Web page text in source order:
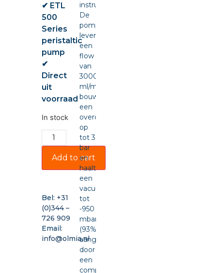
✔ ETL
500
Series
peristaltic
pump
✔
Direct
uit
voorraad
In stock
Add to cart
Bel: +31
(0)344 –
726 909
Email:
info@olmia.nl
instrumentintegratie.
De
pomp
levert
een
flow
van
3000
ml/min,
bouwt
een
overdruk
op
tot 3
bar
en
haalt
een
vacuüm
tot
-950
mbar
(93%),
aangedreven
door
een
compacte